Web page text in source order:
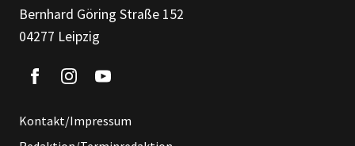
Bernhard Göring Straße 152
04277 Leipzig
Kontakt/Impressum